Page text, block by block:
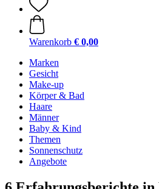
Warenkorb € 0,00
Marken
Gesicht
Make-up
Körper & Bad
Haare
Männer
Baby & Kind
Themen
Sonnenschutz
Angebote